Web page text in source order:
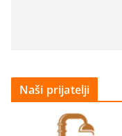
Naši prijatelji